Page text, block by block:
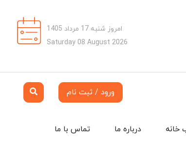
امروز شنبه 17 مرداد 1405
Saturday 08 August 2026
ورود / ثبت نام
تماس با ما درباره ما خانه